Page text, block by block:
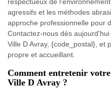
agressifs et les méthodes
approche professionnelle pour
Contactez-nous dès
Ville D Avray, {code_postal}, et
propre et accueillant.
Comment entretenir
Ville D Avray ?